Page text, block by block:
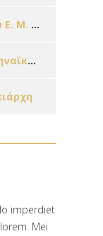
Επίσκεψη Φοιτητών του Ε. Μ. Π. & Μαθητών Σχολείων της Πόλης μας εν όψει των Χριστουγέννων!!!
Επίσκεψη μελών Παναθηναϊκής Οργάνωσης Γυναικών – Παράρτημα Ζωγράφου
imperdiet
Mei